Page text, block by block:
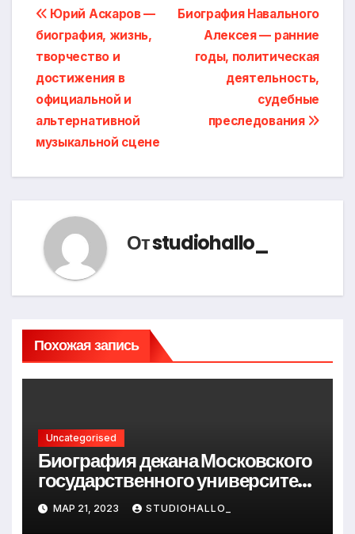
Навигация
по
записям
Биография Навального
Алексея — ранние
годы, политическая
деятельность,
судебные
преследования
Юрий Аскаров —
биография, жизнь,
творчество и
достижения в
официальной и
альтернативной
музыкальной сцене
Отstudiohallo_
Похожая запись
Uncategorised
Биография декана Московского
государственного университета
Андрея Сидорова — от студента
до руководителя
МАР 21, 2023 STUDIOHALLO_